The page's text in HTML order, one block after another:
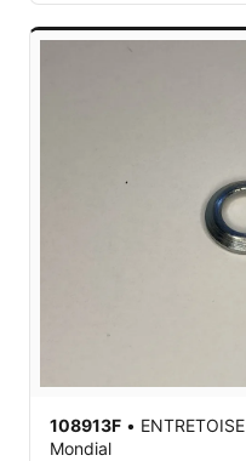
108913F • ENTRETOISE
Mondial